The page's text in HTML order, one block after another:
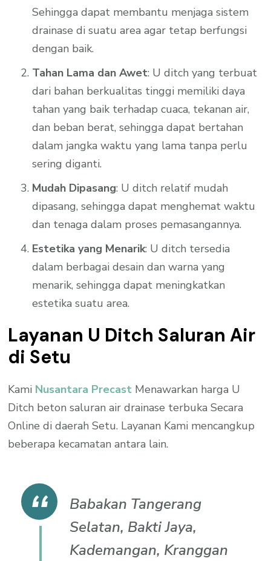
Sehingga dapat membantu menjaga sistem
drainase di suatu area agar tetap berfungsi
dengan baik.
Tahan Lama dan Awet: U ditch yang terbuat
dari bahan berkualitas tinggi memiliki daya
tahan yang baik terhadap cuaca, tekanan air,
dan beban berat, sehingga dapat bertahan
dalam jangka waktu yang lama tanpa perlu
sering diganti.
Mudah Dipasang: U ditch relatif mudah
dipasang, sehingga dapat menghemat waktu
dan tenaga dalam proses pemasangannya.
Estetika yang Menarik: U ditch tersedia
dalam berbagai desain dan warna yang
menarik, sehingga dapat meningkatkan
estetika suatu area.
Layanan U Ditch Saluran Air
di Setu
Kami Nusantara Precast Menawarkan harga U
Ditch beton saluran air drainase terbuka Secara
Online di daerah Setu. Layanan Kami mencangkup
beberapa kecamatan antara lain.
Babakan Tangerang
Selatan, Bakti Jaya,
Kademangan, Kranggan